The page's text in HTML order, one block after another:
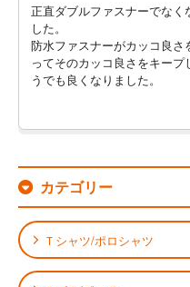
正直ダブルファスナーでなく
した。
防水ファスナーがカッコ良
ってそのカッコ良さをキー
うでも良くなりました。
カテゴリー
Ｔシャツ/ポロシャツ